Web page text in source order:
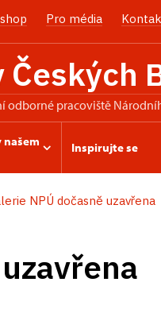
Pro média
Českých
odborné pracoviště
našem
Inspirujte se
NPÚ dočasně uzavřena